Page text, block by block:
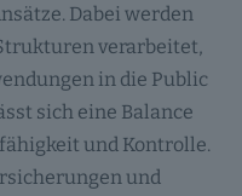
Dabei werden
verarbeitet,
in die Public
sich eine Balance
und Kontrolle.
und